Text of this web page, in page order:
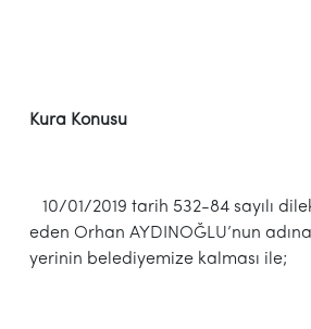
Kura
10/01/2019 tarih 532-84 sayılı
eden Orhan AYDINOĞLU’nun
yerinin belediyemize kalması ile;